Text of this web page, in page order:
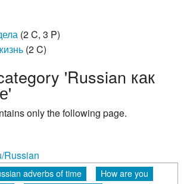
(2 C, 3 P)
(2 C)
'Russian как
only the following page.
Russian
adverbs of time How are you